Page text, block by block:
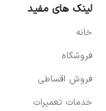
لینک های مفید
خانه
فروشگاه
فروش اقساطی
خدمات تعمیرات